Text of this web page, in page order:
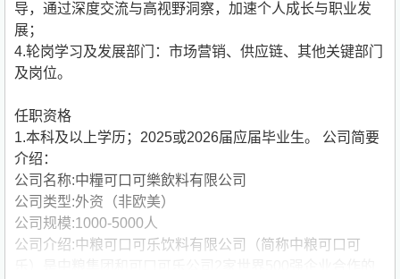
导，通过深度交流与高视野洞察，加速个人成长与职业发
展；
4.轮岗学习及发展部门：市场营销、供应链、其他关键部门
及岗位。
任职资格
1.本科及以上学历；2025或2026届应届毕业生。 公司简要
介绍：
公司名称:中糧可口可樂飲料有限公司
公司类型:外资（非欧美）
公司规模:1000-5000人
公司介绍:中粮可口可乐饮料有限公司（简称中粮可口可